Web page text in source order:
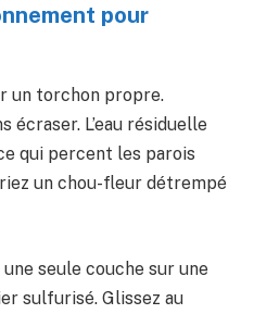
pour
un torchon propre.
écraser. L’eau résiduelle
qui percent les parois
un chou-fleur détrempé
seule couche sur une
sulfurisé. Glissez au